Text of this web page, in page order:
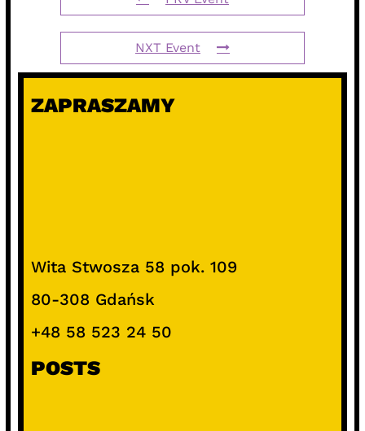
NXT Event
ZAPRASZAMY
Wita Stwosza 58 pok. 109
80-308 Gdańsk
+48 58 523 24 50
POSTS